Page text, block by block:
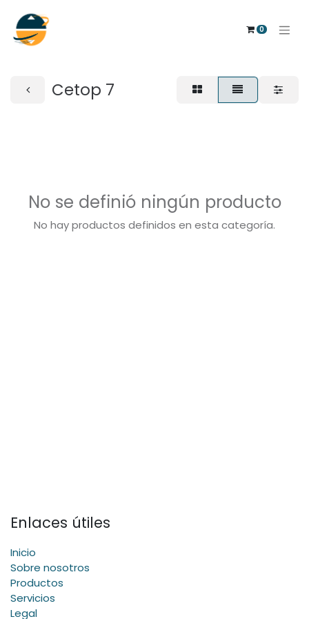
0
Cetop 7
No se definió ningún producto
No hay productos definidos en esta categoría.
Enlaces útiles
Inicio
Sobre nosotros
Productos
Servicios
Legal